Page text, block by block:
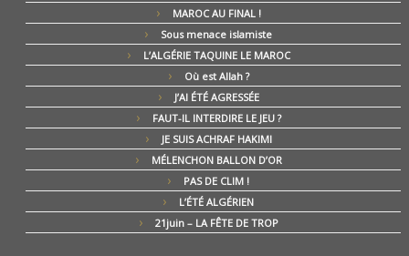
MAROC AU FINAL !
Sous menace islamiste
L’ALGÉRIE TAQUINE LE MAROC
Où est Allah ?
J’AI ÉTÉ AGRESSÉE
FAUT-IL INTERDIRE LE JEU ?
JE SUIS ACHRAF HAKIMI
MÉLENCHON BALLON D’OR
PAS DE CLIM !
L’ÉTÉ ALGÉRIEN
21juin – LA FÊTE DE TROP